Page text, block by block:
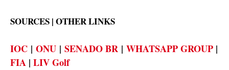
SOURCES | OTHER LINKS
IOC | ONU | SENADO BR | WHATSAPP GROUP |
FIA | LIV Golf